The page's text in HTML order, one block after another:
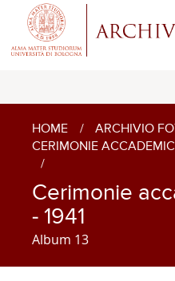
HOME / ARCHIVIO
CERIMONIE
/
Cerimonie
- 1941
Album 13